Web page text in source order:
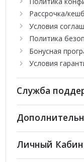
направлении, либо в
воздух движется
Рассрочка/
Условия
Политика
Бонусная
Условия
Служба
Личный